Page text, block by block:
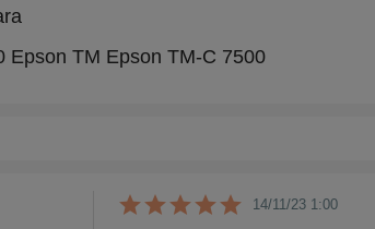
Epson TM Epson TM-C 7500
14/11/23 1:00